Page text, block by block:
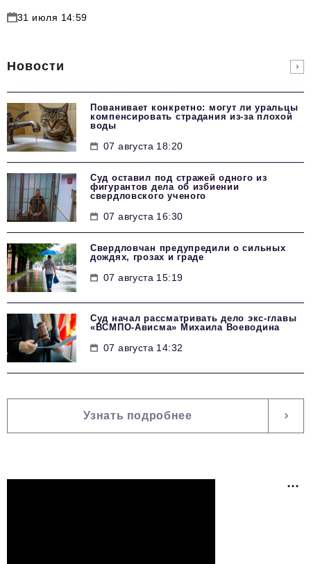
31 июля 14:59
Новости
Пованивает конкретно: могут ли уральцы
компенсировать страдания из-за плохой
воды
07 августа 18:20
Суд оставил под стражей одного из
фигурантов дела об избиении
свердловского ученого
07 августа 16:30
Свердловчан предупредили о сильных
дождях, грозах и граде
07 августа 15:19
Суд начал рассматривать дело экс-главы
«ВСМПО-Ависма» Михаила Воеводина
07 августа 14:32
Узнать подробнее